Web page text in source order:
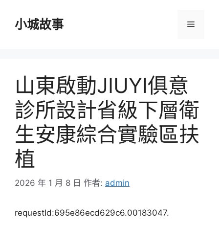
小城故事 選
山東啟動JIUYI俱意
診所設計省級下層衛
生安康綜合實驗區扶
植
2026 年 1 月 8 日 作者: admin
requestId:695e86ecd629c6.00183047.